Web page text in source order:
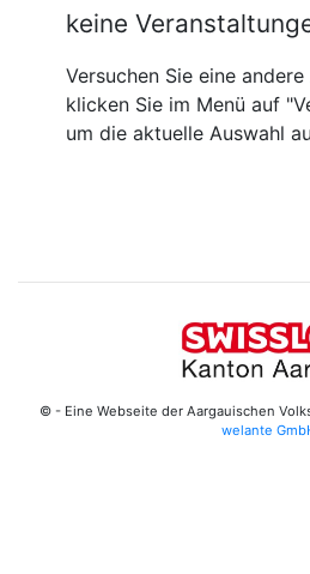
keine
Versuchen Sie eine
klicken Sie im Menü auf
um die aktuelle Auswahl
© - Eine Webseite der Aargauischen
welante